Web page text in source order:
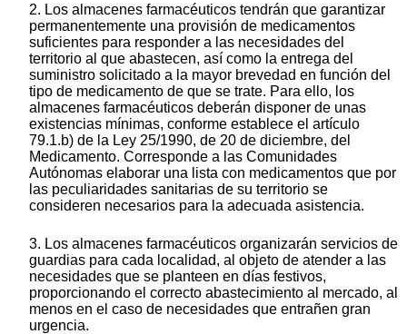
2. Los almacenes farmacéuticos tendrán que garantizar
permanentemente una provisión de medicamentos
suficientes para responder a las necesidades del
territorio al que abastecen, así como la entrega del
suministro solicitado a la mayor brevedad en función del
tipo de medicamento de que se trate. Para ello, los
almacenes farmacéuticos deberán disponer de unas
existencias mínimas, conforme establece el artículo
79.1.b) de la Ley 25/1990, de 20 de diciembre, del
Medicamento. Corresponde a las Comunidades
Autónomas elaborar una lista con medicamentos que por
las peculiaridades sanitarias de su territorio se
consideren necesarios para la adecuada asistencia.
3. Los almacenes farmacéuticos organizarán servicios de
guardias para cada localidad, al objeto de atender a las
necesidades que se planteen en días festivos,
proporcionando el correcto abastecimiento al mercado, al
menos en el caso de necesidades que entrañen gran
urgencia.